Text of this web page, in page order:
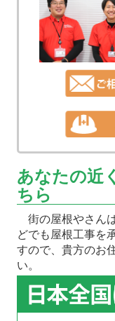
あなたの近
ちら
街の屋根やさん
どでも屋根工事を
すので、貴方のお
い。